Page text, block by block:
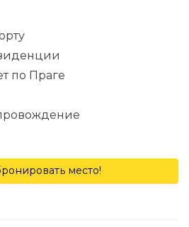
по Праге
место!